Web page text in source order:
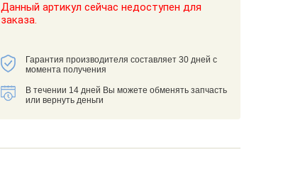
Данный артикул сейчас недоступен для
заказа.
Гарантия производителя составляет 30 дней с
момента получения
В течении 14 дней Вы можете обменять запчасть
или вернуть деньги